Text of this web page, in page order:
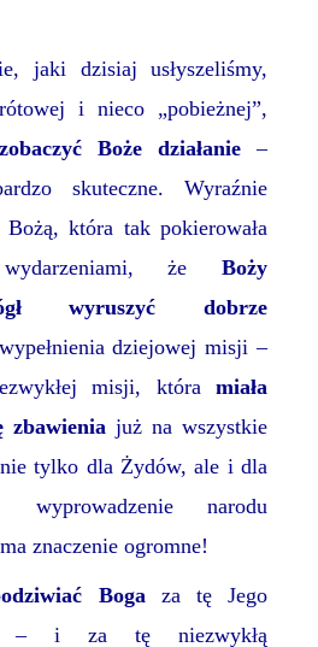
jaki dzisiaj usłyszeliśmy,
i nieco „pobieżnej”,
Boże działanie –
skuteczne. Wyraźnie
która tak pokierowała
wydarzeniami, żeBoży
wyruszyć dobrze
dziejowej misji –
misji, któramiała
zbawieniajuż na wszystkie
tylko dla Żydów, ale i dla
wyprowadzenie narodu
znaczenie ogromne!
Bogaza tę Jego
– i za tę niezwykłą